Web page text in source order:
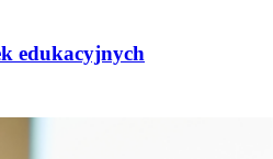
edukacyjnych